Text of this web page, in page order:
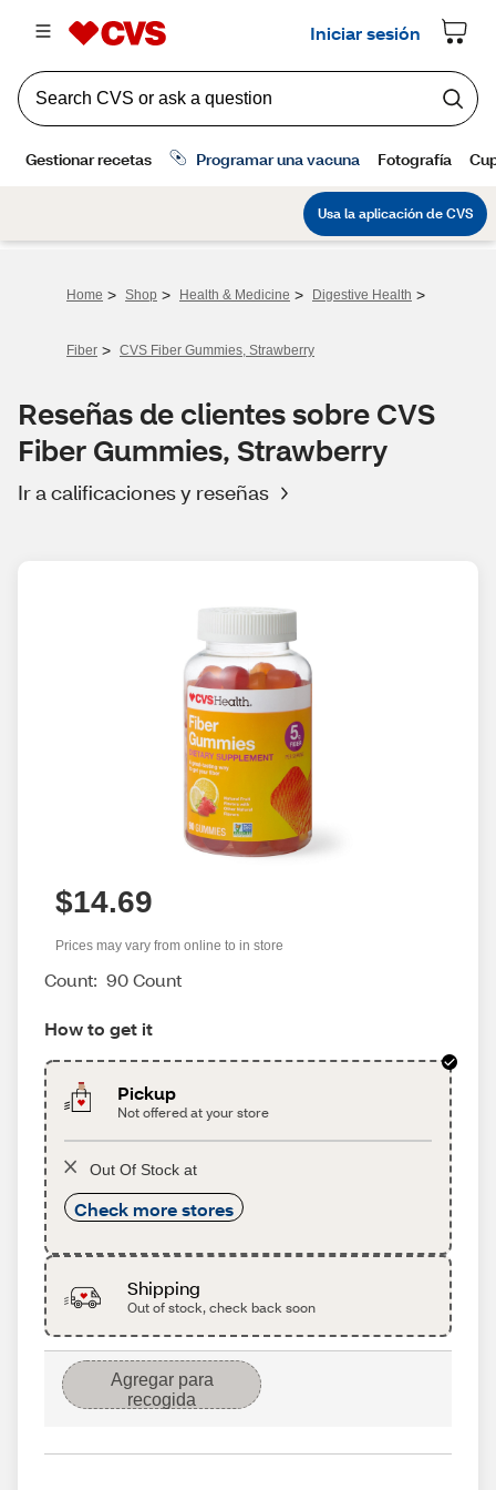
Home > Shop > Health & Medicine > Digestive Health >
Fiber > CVS Fiber Gummies, Strawberry
Reseñas de clientes sobre CVS
Fiber Gummies, Strawberry
Ir a calificaciones y reseñas
$14.69
Prices may vary from online to in store
Count: 90 Count
How to get it
Pickup
Not offered at your store
Out Of Stock at
Check more stores
Shipping
Out of stock, check back soon
Agregar para
recogida